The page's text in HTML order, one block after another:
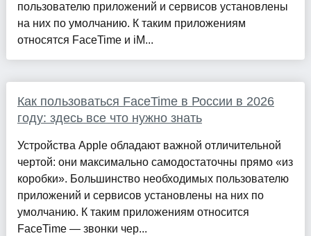
пользователю приложений и сервисов установлены
на них по умолчанию. К таким приложениям
относятся FaceTime и iM...
Как пользоваться FaceTime в России в 2026
году: здесь все что нужно знать
Устройства Apple обладают важной отличительной
чертой: они максимально самодостаточны прямо «из
коробки». Большинство необходимых пользователю
приложений и сервисов установлены на них по
умолчанию. К таким приложениям относится
FaceTime — звонки чер...